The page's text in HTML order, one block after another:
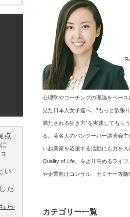
点
い
た
ら
心理学やコーチングの理論をベー
見た日本人女子達へ、”もっと欲張
満たされる生き方”を実践してもら
る。著名人のバンクーバー講演会
い起業家を応援する活動にも力を
Quality of Life」をより高めるライ
や企業向けコンサル、セミナー等随
カテゴリー一覧